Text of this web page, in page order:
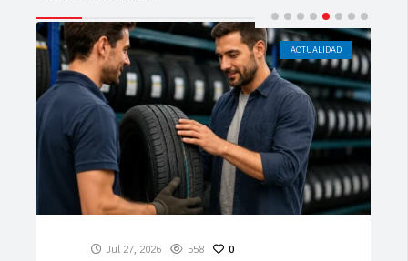
ACTUALIDAD CÁDIZ
Jul 23, 2026 195 0